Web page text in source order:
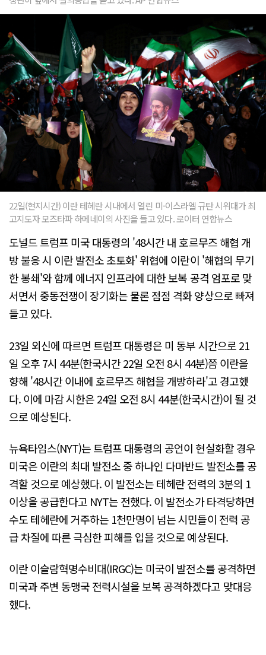
22일(현지시간) 이란 테헤란 시내에서 열린 미-이스라엘 규탄 시위대가 최
고지도자 모즈타파 하메네이의 사진을 들고 있다. 로이터 연합뉴스
도널드 트럼프 미국 대통령의 '48시간 내 호르무즈 해협 개
방 불응 시 이란 발전소 초토화' 위협에 이란이 '해협의 무기
한 봉쇄'와 함께 에너지 인프라에 대한 보복 공격 엄포로 맞
서면서 중동전쟁이 장기화는 물론 점점 격화 양상으로 빠져
들고 있다.
23일 외신에 따르면 트럼프 대통령은 미 동부 시간으로 21
일 오후 7시 44분(한국시간 22일 오전 8시 44분)쯤 이란을
향해 '48시간 이내에 호르무즈 해협을 개방하라'고 경고했
다. 이에 마감 시한은 24일 오전 8시 44분(한국시간)이 될 것
으로 예상된다.
뉴욕타임스(NYT)는 트럼프 대통령의 공언이 현실화할 경우
미국은 이란의 최대 발전소 중 하나인 다마반드 발전소를 공
격할 것으로 예상했다. 이 발전소는 테헤란 전력의 3분의 1
이상을 공급한다고 NYT는 전했다. 이 발전소가 타격당하면
수도 테헤란에 거주하는 1천만명이 넘는 시민들이 전력 공
급 차질에 따른 극심한 피해를 입을 것으로 예상된다.
이란 이슬람혁명수비대(IRGC)는 미국이 발전소를 공격하면
미국과 주변 동맹국 전력시설을 보복 공격하겠다고 맞대응
했다.